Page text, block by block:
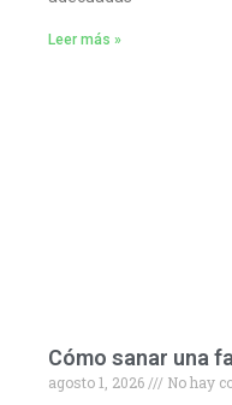
Leer más »
Cómo sanar una
agosto 1, 2026
No hay